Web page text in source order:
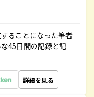
ることになった筆者
45日間の記録と記
詳細を見る